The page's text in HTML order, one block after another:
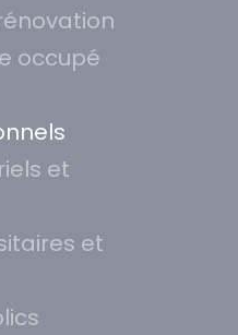
occupé
et
et